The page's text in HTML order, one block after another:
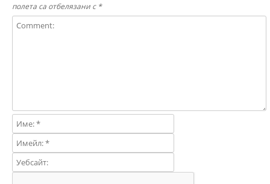
полета са отбелязани с *